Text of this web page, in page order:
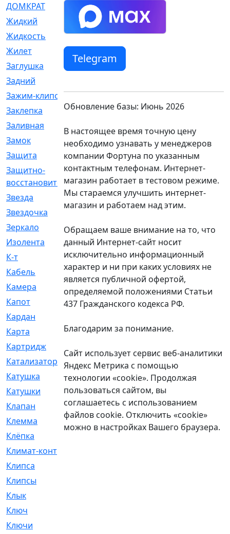
ДОМКРАТ
[1]
Жидкий
[5]
Жидкость
[80]
Жилет
Заглушка
[21]
Задний
Зажим-клипса
[1]
Заклепка
[1]
Заливная
Замок
[12]
Защита
[79]
Защитно-
восстановительный
[4]
Звезда
[1]
Звездочка
Зеркало
[369]
Изолента
[1]
К-т
[13]
Кабель
[50]
Камера
[4]
Капот
[144]
Кардан
Карта
[2]
Картридж
Катализатор
[1]
Катушка
[2]
Катушки
[291]
Клапан
[375]
Клемма
[5]
Клёпка
Климат-контроль
Клипса
Клипсы
Клык
Ключ
Ключи
Telegram
Обновление базы: Июнь 2026
В настоящее время точную цену
необходимо узнавать у менеджеров
компании Фортуна по указанным
контактным телефонам. Интернет-
магазин работает в тестовом режиме.
Мы стараемся улучшить интернет-
магазин и работаем над этим.
Обращаем ваше внимание на то, что
данный Интернет-сайт носит
исключительно информационный
характер и ни при каких условиях не
является публичной офертой,
определяемой положениями Статьи
437 Гражданского кодекса РФ.
Благодарим за понимание.
Сайт использует сервис веб-аналитики
Яндекс Метрика с помощью
технологии «cookie». Продолжая
пользоваться сайтом, вы
соглашаетесь с использованием
файлов cookie. Отключить «cookie»
можно в настройках Вашего браузера.